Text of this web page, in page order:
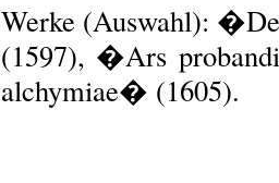
Werke (Auswahl):
(1597), �Ars
alchymiae� (1605).